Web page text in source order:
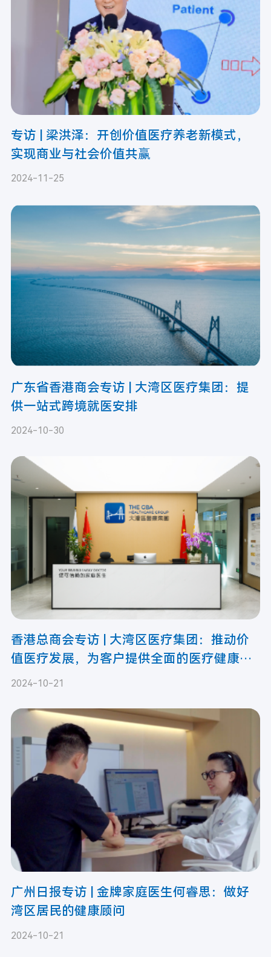
专访 | 梁洪泽：开创价值医疗养老新模式，
实现商业与社会价值共赢
2024-11-25
广东省香港商会专访 | 大湾区医疗集团：提
供一站式跨境就医安排
2024-10-30
香港总商会专访 | 大湾区医疗集团：推动价
值医疗发展，为客户提供全面的医疗健康服
务
2024-10-21
广州日报专访 | 金牌家庭医生何睿思：做好
湾区居民的健康顾问
2024-10-21